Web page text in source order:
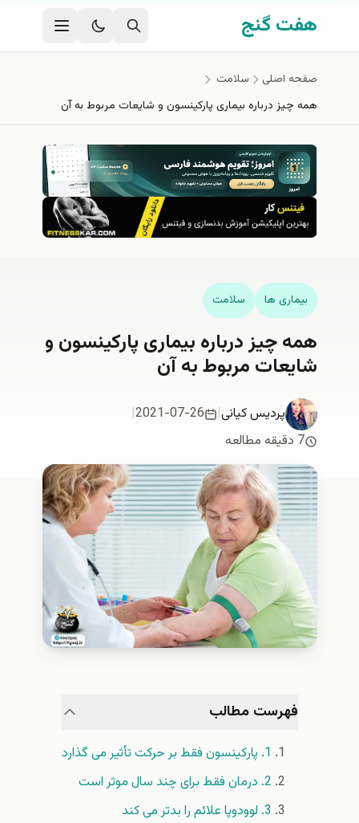
رفتن به محتوای اصلی
هفت گنج
صفحه اصلی
سلامت
همه چیز درباره بیماری پارکینسون و شایعات مربوط به آن
بیماری ها سلامت
همه چیز درباره بیماری پارکینسون و
شایعات مربوط به آن
پردیس کیانی|
2021-07-26
|
7 دقیقه مطالعه
فهرست مطالب
1. پارکینسون فقط بر حرکت تأثیر می گذارد
2. درمان فقط برای چند سال موثر است
3. لوودوپا علائم را بدتر می کند